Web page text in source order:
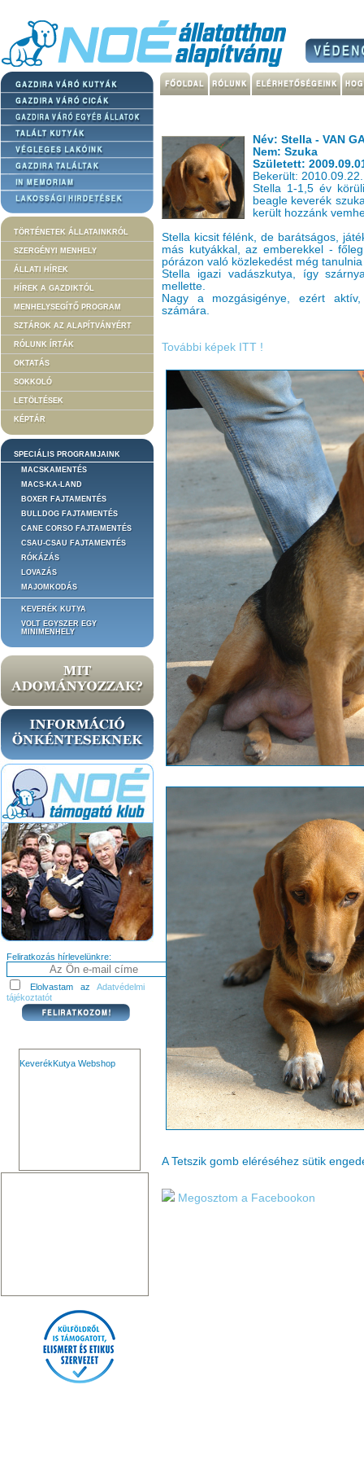
TÖRTÉNETEK ÁLLATAINKRÓL
SZERGÉNYI MENHELY
ÁLLATI HÍREK
HÍREK A GAZDIKTÓL
MENHELYSEGÍTŐ PROGRAM
SZTÁROK AZ ALAPÍTVÁNYÉRT
RÓLUNK ÍRTÁK
OKTATÁS
SOKKOLÓ
LETÖLTÉSEK
KÉPTÁR
SPECIÁLIS PROGRAMJAINK
MACSKAMENTÉS
MACS-KA-LAND
BOXER FAJTAMENTÉS
BULLDOG FAJTAMENTÉS
CANE CORSO FAJTAMENTÉS
CSAU-CSAU FAJTAMENTÉS
RÓKÁZÁS
LOVAZÁS
MAJOMKODÁS
KEVERÉK KUTYA
VOLT EGYSZER EGY
MINIMENHELY
Feliratkozás hírlevelünkre:
Elolvastam az Adatvédelmi
tájékoztatót
KeverékKutya Webshop
Név: Stella - VAN
Nem: Szuka
Született:
Bekerült: 2010.09.22.
Stella 1-1,5 év
beagle keverék
került hozzánk
Stella kicsit félénk, de barátságos,
más kutyákkal, az emberekkel -
pórázon való közlekedést még
Stella igazi vadászkutya, így
mellette.
Nagy a mozgásigénye, ezért
számára.
További képek ITT !
A Tetszik gomb eléréséhez sütik
Megosztom a Facebookon